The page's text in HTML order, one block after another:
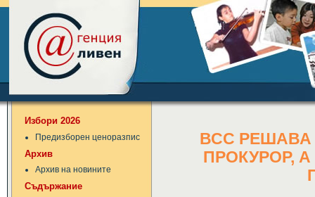
Избори 2026
Предизборен ценоразпис
Архив
Архив на новините
Съдържание
ВСС РЕШАВА
ПРОКУРОР,